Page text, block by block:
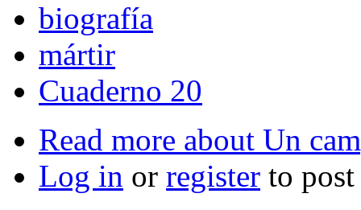
biografía
mártir
Cuaderno 20
Read more about Un
Log in or register to